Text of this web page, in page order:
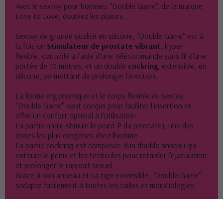
Avec le sextoy pour hommes "Double Game", de la marque
Love to Love, doublez les plaisirs.
Sextoy de grande qualité en silicone, "Double Game" est à
la fois un Stimulateur de prostate vibrant , hyper
flexible, contrôlé à l'aide d'une télécommande sans fil d'une
portée de 10 mètres, et un double cockring , extensible, en
silicone, permettant de prolonger l'érection.
La forme ergonomique et le corps flexible du sextoy
"Double Game" sont conçus pour faciliter l'insertion et
offrir un confort optimal à l'utilisation.
La partie anale stimule le point P (la prostate), une des
zones les plus érogènes chez lhomme.
La partie cockring est composée dun double anneau qui
entoure le pénis et les testicules pour retarder l'éjaculation
et prolonger le rapport sexuel.
Grâce à son anneau et sa tige extensible, "Double Game"
sadapte facilement à toutes les tailles et morphologies.